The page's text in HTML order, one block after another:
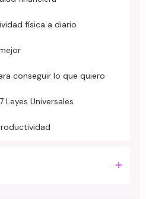
física a diario
conseguir lo que quiero
Leyes Universales